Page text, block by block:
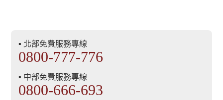
▪ 北部免費服務專線
0800-777-776
▪ 中部免費服務專線
0800-666-693